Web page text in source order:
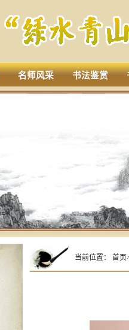
名师风采 书法鉴赏
当前位置：首页